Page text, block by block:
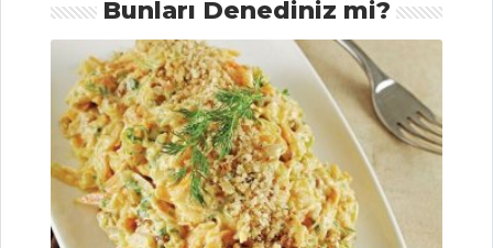
Bazlama Kebabı
Hamur İşleri Tüm
Tarifleri
SEBZE
YEMEKLERI
Bunları Denediniz mi?